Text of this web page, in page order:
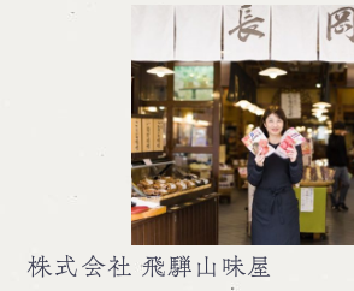
株式会社 飛騨山味屋